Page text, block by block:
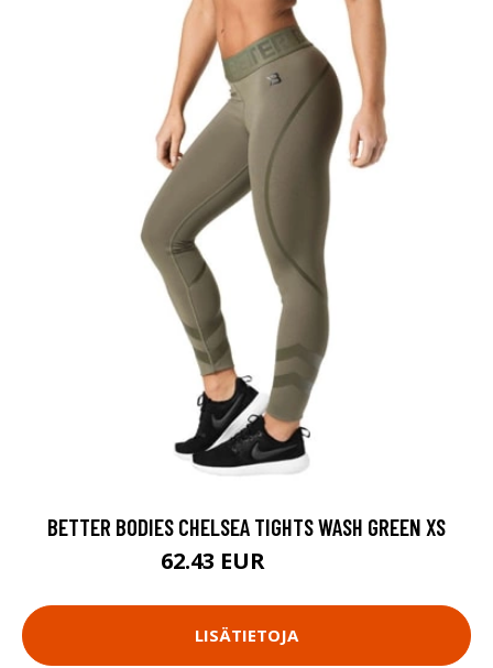
BETTER BODIES CHELSEA TIGHTS WASH GREEN XS
62.43 EUR
LISÄTIETOJA